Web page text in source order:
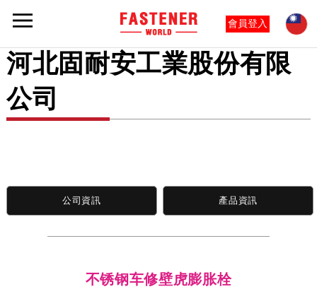
會員登入
河北固耐安工業股份有限
公司
公司資訊 產品資訊
不锈钢车修壁虎膨胀栓